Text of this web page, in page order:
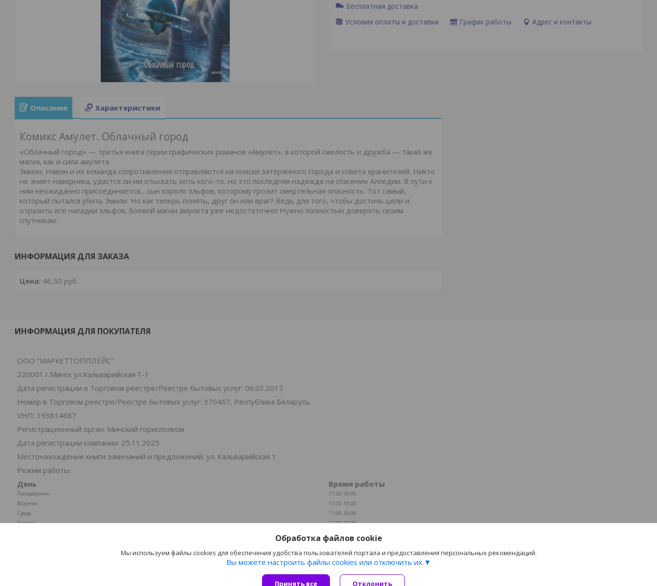
Бесплатная доставка
Условия оплаты и доставки
График работы Адрес и контакты
Описание Характеристики
Комикс Амулет. Облачный город
«Облачный город» — третья книга серии графических романов «Амулет», в которой смелость и дружба — такая же
магия, как и сила амулета.
Эмили, Навин и их команда сопротивления отправляются на поиски затерянного города и совета хранителей. Никто
не знает наверняка, удастся ли им отыскать хоть кого-то, но это последняя надежда на спасение Алледии. В пути к
ним неожиданно присоединяется... сын короля эльфов, которому грозит смертельная опасность. Тот самый,
который пытался убить Эмили. Но как теперь понять, друг он или враг? Ведь для того, чтобы достичь цели и
отразить все нападки эльфов, боевой магии амулета уже недостаточно! Нужно полностью доверять своим
спутникам.
ИНФОРМАЦИЯ ДЛЯ ЗАКАЗА
Цена: 46,50 руб.
ИНФОРМАЦИЯ ДЛЯ ПОКУПАТЕЛЯ
ООО "МАРКЕТТОППЛЕЙС"
220001 г.Минск ул.Кальварийская 1-1
Дата регистрации в Торговом реестре/Реестре бытовых услуг: 06.03.2017
Номер в Торговом реестре/Реестре бытовых услуг: 370467, Республика Беларусь
УНП: 193814687
Регистрационный орган: Минский горисполком
Дата регистрации компании: 25.11.2025
Местонахождение книги замечаний и предложений: ул. Кальварийская 1
Режим работы:
День
Время работы
Понедельник
11:00-18:00
Вторник
11:00-18:00
Среда
11:00-18:00
Четверг
11:00-18:00
Выходной
Выходной
Сайт создан на платформе Deal.by
Обработка файлов cookie
Мы используем файлы cookies для обеспечения удобства пользователей портала и предоставления персональных рекомендаций.
Вы можете настроить файлы cookies или отключить их.
Принять все Отклонить